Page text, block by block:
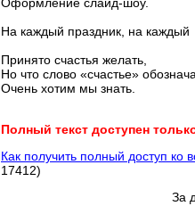
На каждый праздник, на каждый
Принято счастья желать,
Но что слово «счастье»
Очень хотим мы знать.
Полный текст доступен
Как получить полный доступ ко
17412)
За